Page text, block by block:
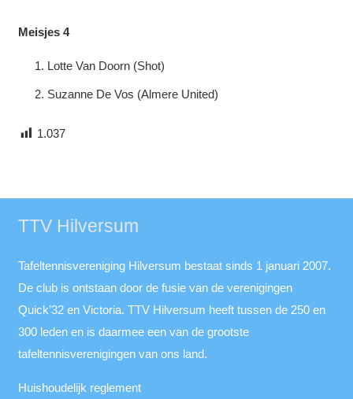
Meisjes 4
Lotte Van Doorn (Shot)
Suzanne De Vos (Almere United)
1.037
TTV Hilversum
Tafeltennisvereniging Hilversum bestaat sinds 1 januari 2007.
De club is ontstaan door de fusie van de verenigingen
Quick’32 en Victoria. TTV Hilversum heeft tussen de 250 en
300 leden en is daarmee een van de grootste
tafeltennisverenigingen van ons land.
Huishoudelijk reglement